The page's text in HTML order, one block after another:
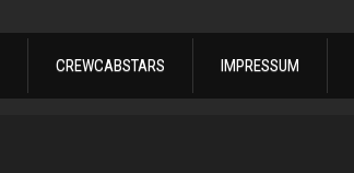
CREWCABSTARS IMPRESSUM